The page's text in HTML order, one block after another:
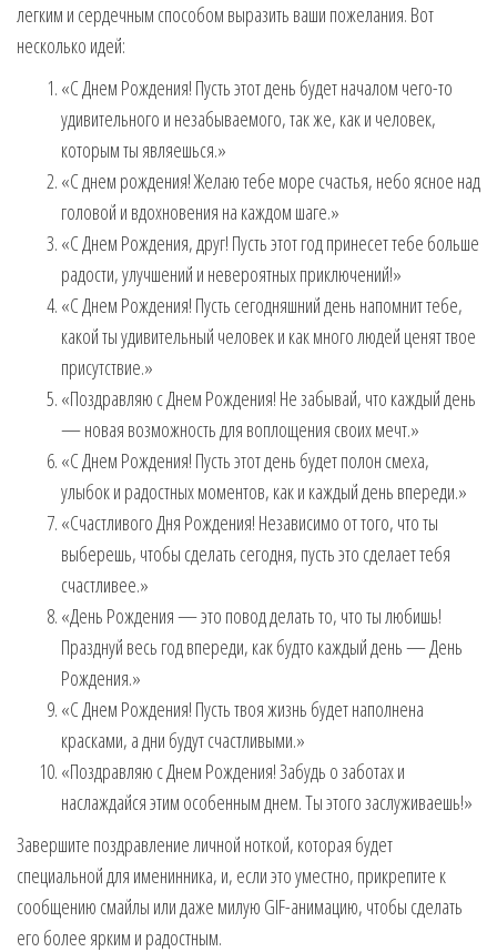
легким и сердечным способом выразить ваши пожелания. Вот
несколько идей:
«С Днем Рождения! Пусть этот день будет началом чего-то
удивительного и незабываемого, так же, как и человек,
которым ты являешься.»
«С днем рождения! Желаю тебе море счастья, небо ясное над
головой и вдохновения на каждом шаге.»
«С Днем Рождения, друг! Пусть этот год принесет тебе больше
радости, улучшений и невероятных приключений!»
«С Днем Рождения! Пусть сегодняшний день напомнит тебе,
какой ты удивительный человек и как много людей ценят твое
присутствие.»
«Поздравляю с Днем Рождения! Не забывай, что каждый день
— новая возможность для воплощения своих мечт.»
«С Днем Рождения! Пусть этот день будет полон смеха,
улыбок и радостных моментов, как и каждый день впереди.»
«Счастливого Дня Рождения! Независимо от того, что ты
выберешь, чтобы сделать сегодня, пусть это сделает тебя
счастливее.»
«День Рождения — это повод делать то, что ты любишь!
Празднуй весь год впереди, как будто каждый день — День
Рождения.»
«С Днем Рождения! Пусть твоя жизнь будет наполнена
красками, а дни будут счастливыми.»
«Поздравляю с Днем Рождения! Забудь о заботах и
наслаждайся этим особенным днем. Ты этого заслуживаешь!»
Завершите поздравление личной ноткой, которая будет
специальной для именинника, и, если это уместно, прикрепите к
сообщению смайлы или даже милую GIF-анимацию, чтобы сделать
его более ярким и радостным.